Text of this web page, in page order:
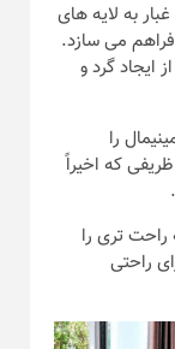
به لایه های
می سازد.
ایجاد گرد و
را
که اخیراً
تری را
راحتی